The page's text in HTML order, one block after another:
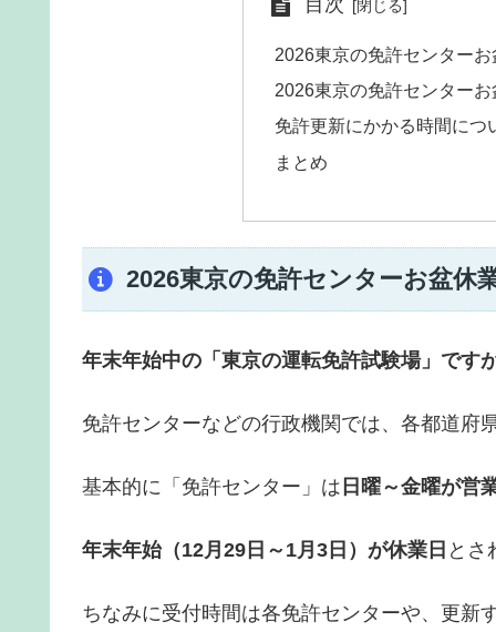
2026東京の免許センター
2026東京の免許センター
免許更新にかかる時間につ
まとめ
2026東京の免許センターお盆休
年末年始中の「東京の運転免許試験場」です
免許センターなどの行政機関では、各都道府
基本的に「免許センター」は 日曜～金曜が営
年末年始（12月29日～1月3日）が休業日 とさ
ちなみに受付時間は各免許センターや、更新